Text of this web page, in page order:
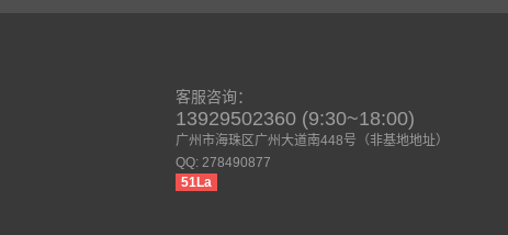
客服咨询：
13929502360 (9:30~18:00)
广州市海珠区广州大道南448号（非基地地址）
QQ: 278490877
51La